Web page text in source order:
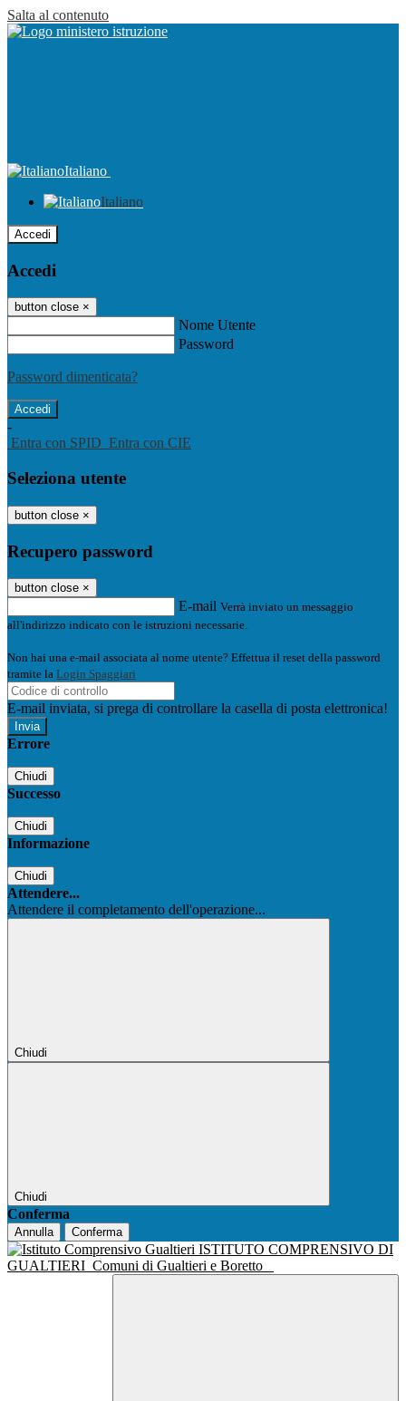
Salta al contenuto
Italiano
Italiano
Accedi
Accedi
button close ×
Nome Utente
Password
Password dimenticata?
-
Entra con SPID Entra con CIE
Seleziona utente
button close ×
Recupero password
button close ×
E-mail Verrà inviato un messaggio
all'indirizzo indicato con le istruzioni necessarie.
Non hai una e-mail associata al nome utente? Effettua il reset della password
tramite la Login Spaggiari
E-mail inviata, si prega di controllare la casella di posta elettronica!
Errore
Chiudi
Successo
Chiudi
Informazione
Chiudi
Attendere...
Attendere il completamento dell'operazione...
Chiudi
Chiudi
Conferma
Annulla Conferma
ISTITUTO COMPRENSIVO DI
GUALTIERI Comuni di Gualtieri e Boretto